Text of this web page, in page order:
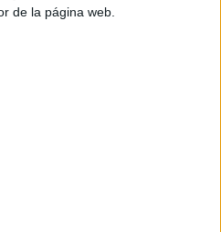
de la página web.